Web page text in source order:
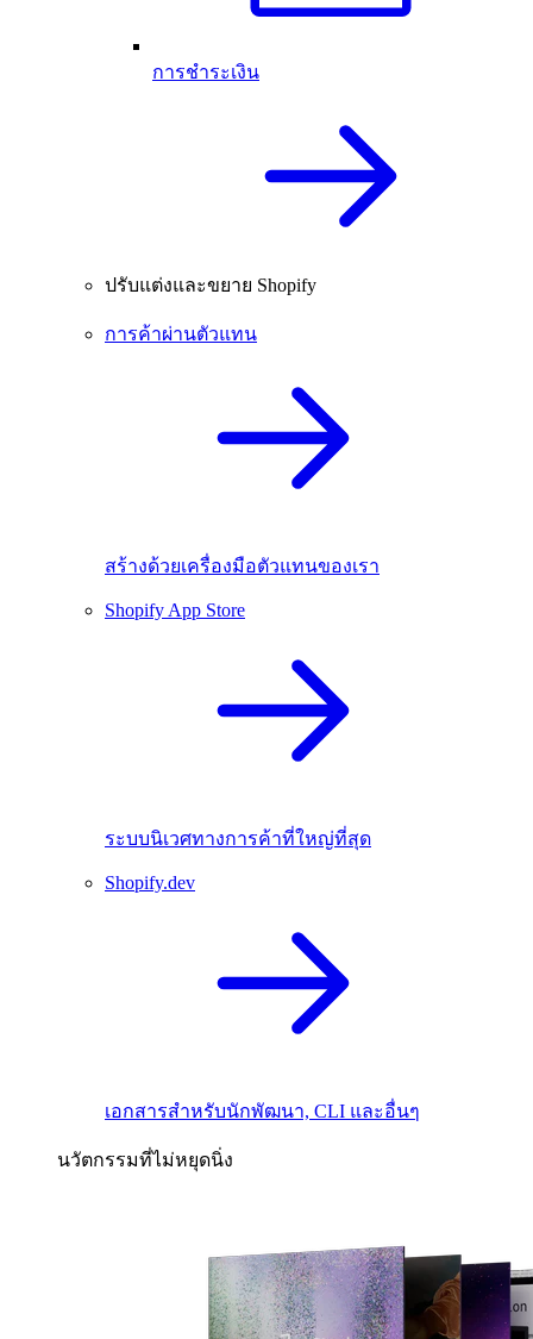
การชำระเงิน
ปรับแต่งและขยาย Shopify
การค้าผ่านตัวแทน
สร้างด้วยเครื่องมือตัวแทนของเรา
Shopify App Store
ระบบนิเวศทางการค้าที่ใหญ่ที่สุด
Shopify.dev
เอกสารสำหรับนักพัฒนา, CLI และอื่นๆ
นวัตกรรมที่ไม่หยุดนิ่ง